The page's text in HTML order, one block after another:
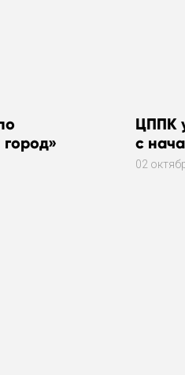
ЦППК
с
02